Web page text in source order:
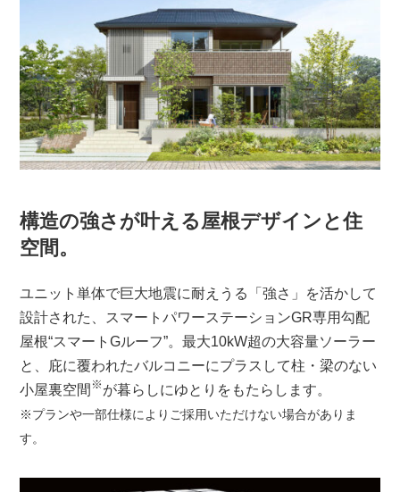
構造の強さが叶える屋根デザインと住
空間。
ユニット単体で巨大地震に耐えうる「強さ」を活かして
設計された、スマートパワーステーションGR専用勾配
屋根“スマートGルーフ”。最大10kW超の大容量ソーラー
と、庇に覆われたバルコニーにプラスして柱・梁のない
小屋裏空間 ※ が暮らしにゆとりをもたらします。
※プランや一部仕様によりご採用いただけない場合がありま
す。